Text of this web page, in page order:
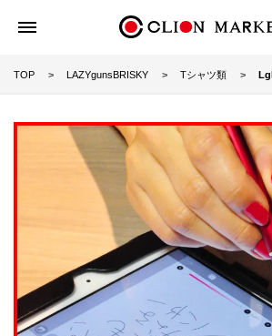
TOP LAZYgunsBRISKY Tシャツ類